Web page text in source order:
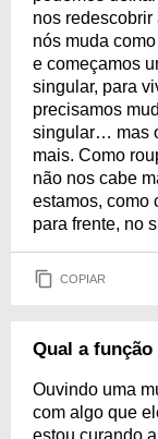
nos redescobrir
nós muda
e começamos
singular, para
precisamos
singular… mas
mais. Como
não nos cabe
estamos, como
para frente, no
COPIAR
Qual a
Ouvindo uma
com algo que
estou curando